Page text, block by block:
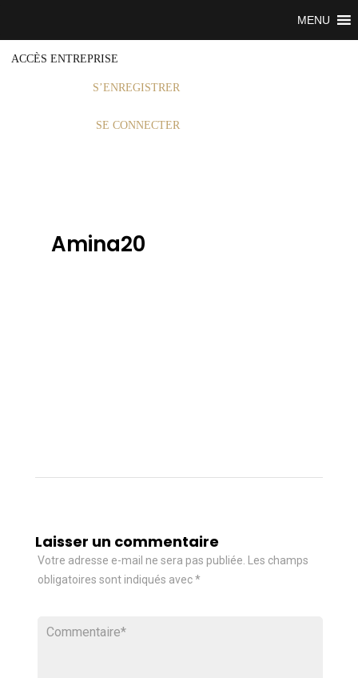
ACCÈS ENTREPRISE
S’ENREGISTRER
SE CONNECTER
MENU
Amina20
Laisser un commentaire
Votre adresse e-mail ne sera pas publiée.
Les champs
obligatoires sont indiqués avec*